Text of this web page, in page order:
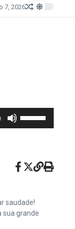
7, 2026
cima
ou
para
saudade!
sua grande